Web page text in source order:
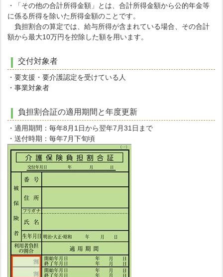
・「その他の合計所得金額」とは、合計所得金額から公的年金等
に係る所得を除いた所得金額のことです。
負担割合の算定では、給与所得が含まれている場合、その合計
額から最大10万円を控除した額を用います。
交付対象者
・要支援・要介護認定を受けている人
・事業対象者
負担割合証の適用期間と年度更新
・適用期間：毎年8月1日から翌年7月31日まで
・送付時期：毎年7月下旬頃